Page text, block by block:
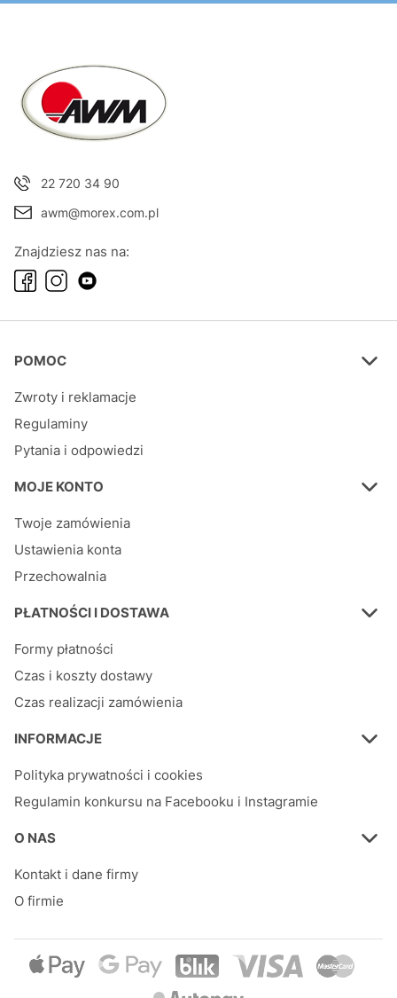
22 720 34 90
awm@morex.com.pl
Znajdziesz nas na:
Linki w stopce
POMOC
Zwroty i reklamacje
Regulaminy
Pytania i odpowiedzi
MOJE KONTO
Twoje zamówienia
Ustawienia konta
Przechowalnia
PŁATNOŚCI I DOSTAWA
Formy płatności
Czas i koszty dostawy
Czas realizacji zamówienia
INFORMACJE
Polityka prywatności i cookies
Regulamin konkursu na Facebooku i Instagramie
O NAS
Kontakt i dane firmy
O firmie